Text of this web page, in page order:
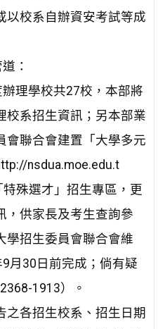
以校系自辦資安考試等成
：
辦理學校共27校，本部將
校系招生資訊；另本部業
會聯合會建置「大學多元
nsdua.moe.edu.t
殊選才」招生專區，更
，供家長及考生查詢參
學招生委員會聯合會維
月30日前完成；倘有疑
1913）。
之各招生校系、招生日期